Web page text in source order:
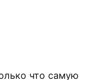
что самую